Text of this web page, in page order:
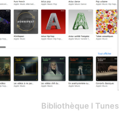
Bibliothèque I Tunes